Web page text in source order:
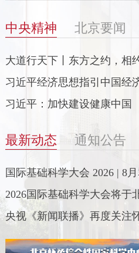
中央精神 北京要闻
大道行天下丨东方之约，
的世界...
习近平经济思想指引中国经
习近平：加快建设健康中国
最新动态 通知公告
国际基础科学大会 2026 | 8
来
2026国际基础科学大会将于
央视《新闻联播》再度关注
建设全面提...